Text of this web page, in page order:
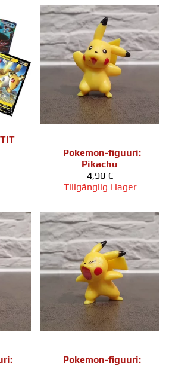
Pokemon-figuuri:
Pikachu
4,90 €
Tillgänglig i lager
Pokemon-figuuri: